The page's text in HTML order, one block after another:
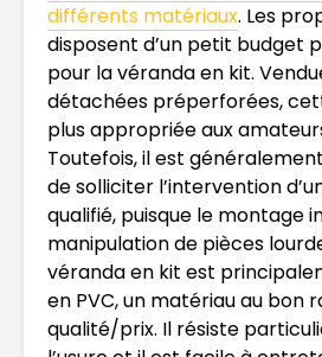
différents matériaux. Les
disposent d’un petit budget
pour la véranda en kit.
détachées préperforées,
plus appropriée aux
Toutefois, il est
de solliciter l’intervention
qualifié, puisque le montage
manipulation de pièces
véranda en kit est
en PVC, un matériau au bon
qualité/prix. Il résiste